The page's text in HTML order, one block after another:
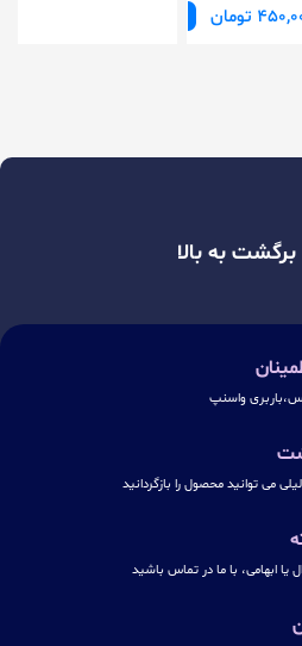
تومان
برگشت به بالا
واسنپ
می توانید محصول را بازگردانید
ابهامی، با ما در تماس باشید